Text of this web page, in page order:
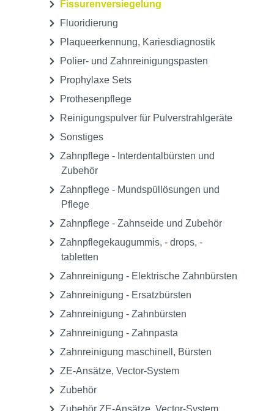
Fissurenversiegelung
Fluoridierung
Plaqueerkennung, Kariesdiagnostik
Polier- und Zahnreinigungspasten
Prophylaxe Sets
Prothesenpflege
Reinigungspulver für Pulverstrahlgeräte
Sonstiges
Zahnpflege - Interdentalbürsten und
Zubehör
Zahnpflege - Mundspüllösungen und
Pflege
Zahnpflege - Zahnseide und Zubehör
Zahnpflegekaugummis, - drops, -
tabletten
Zahnreinigung - Elektrische Zahnbürsten
Zahnreinigung - Ersatzbürsten
Zahnreinigung - Zahnbürsten
Zahnreinigung - Zahnpasta
Zahnreinigung maschinell, Bürsten
ZE-Ansätze, Vector-System
Zubehör